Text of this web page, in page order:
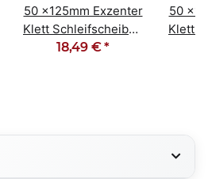
50 x125mm Exzenter
Klett Schleifscheiben
8 Loch Korn 400
18,49 €*
50
Klett